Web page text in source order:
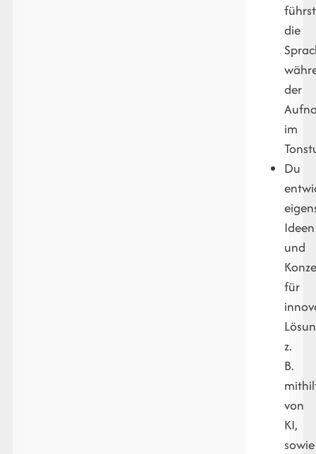
führst
die
der
im
Du
Ideen
und
für
z.
B.
von
KI,
sowie